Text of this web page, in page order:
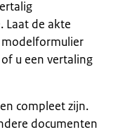
Laat de akte
modelformulier
of u een vertaling
compleet zijn.
documenten